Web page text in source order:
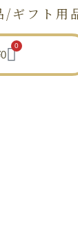
ギフト用
0
0